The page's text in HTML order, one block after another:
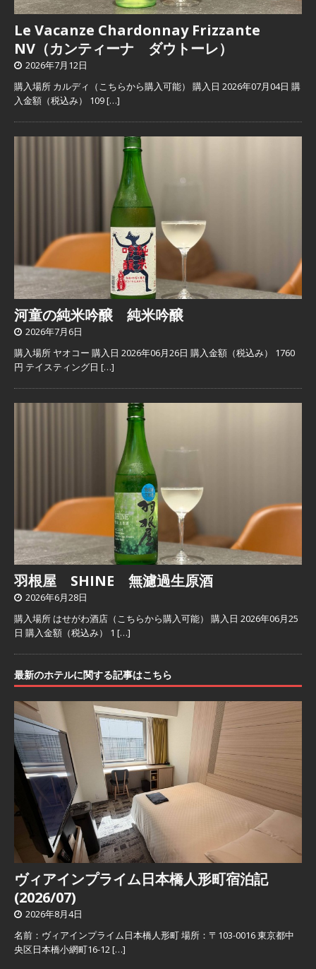
Le Vacanze Chardonnay Frizzante
NV（カンティーナ ダウトーレ）
2026年7月12日
購入場所 カルディ（こちらから購入可能） 購入日 2026年07月04日 購
入金額（税込み） 109[…]
河童の純米吟醸 純米吟醸
2026年7月6日
購入場所 ヤオコー 購入日 2026年06月26日 購入金額（税込み） 1760
円 テイスティング日 […]
羽根屋 SHINE 無濾過生原酒
2026年6月28日
購入場所 はせがわ酒店（こちらから購入可能） 購入日 2026年06月25
日 購入金額（税込み） 1 […]
最新のホテルに関する記事はこちら
ヴィアインプライム日本橋人形町宿泊記
(2026/07)
2026年8月4日
名前：ヴィアインプライム日本橋人形町 場所：〒103-0016 東京都中
央区日本橋小網町16-12[…]